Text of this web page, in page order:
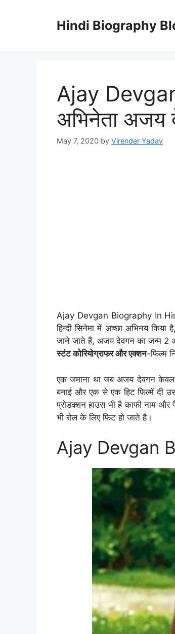
Hindi Biography
Ajay
अभिनेता अजय
May 7, 2020 by Virender Yadav
Ajay Devgan Biography In
हिन्दी सिनेमा में अच्छा अभिनय किया
जाने जाते हैं, अजय देवगन का जन्म 2
स्टंट कोरियोग्राफर और एक्शन-फिल्म
एक जमाना था जब अजय देवगन केवल
बनाई और एक से एक हिट फिल्में दी
प्रोडक्शन हाउस भी है काफी नाम
भी रोल के लिए फिट हो जाते है।
Ajay Devgan